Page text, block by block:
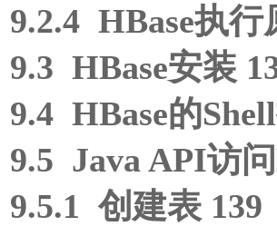
9.2.4 HBase执行
9.3 HBase安装
9.4 HBase的
9.5 Java API访
9.5.1 创建表 139